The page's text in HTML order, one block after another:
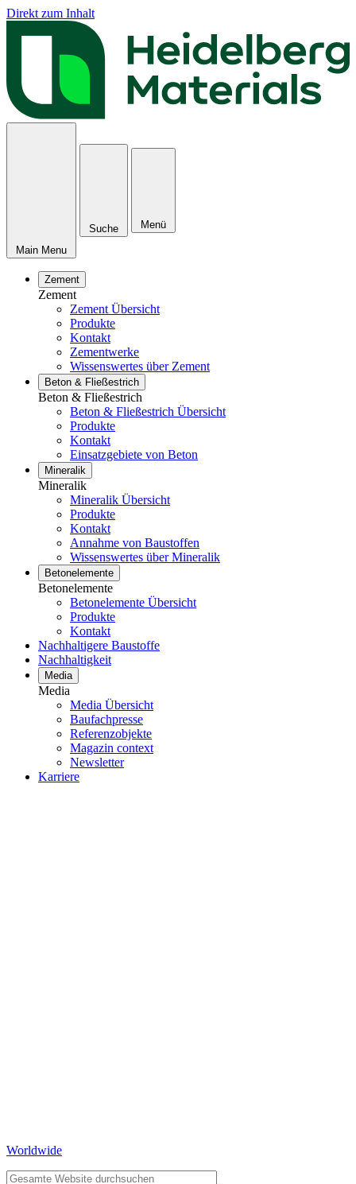
Direkt zum Inhalt
Main Menu
Suche Menü
Zement
Zement
Zement Übersicht
Produkte
Kontakt
Zementwerke
Wissenswertes über Zement
Beton & Fließestrich
Beton & Fließestrich
Beton & Fließestrich Übersicht
Produkte
Kontakt
Einsatzgebiete von Beton
Mineralik
Mineralik
Mineralik Übersicht
Produkte
Kontakt
Annahme von Baustoffen
Wissenswertes über Mineralik
Betonelemente
Betonelemente
Betonelemente Übersicht
Produkte
Kontakt
Nachhaltigere Baustoffe
Nachhaltigkeit
Media
Media
Media Übersicht
Baufachpresse
Referenzobjekte
Magazin context
Newsletter
Karriere
Worldwide